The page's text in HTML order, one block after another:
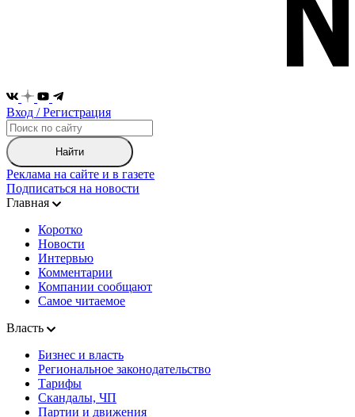
Вход / Регистрация
Найти
Реклама на сайте и в газете
Подписаться на новости
Главная
Коротко
Новости
Интервью
Комментарии
Компании сообщают
Самое читаемое
Власть
Бизнес и власть
Региональное законодательство
Тарифы
Скандалы, ЧП
Партии и движения